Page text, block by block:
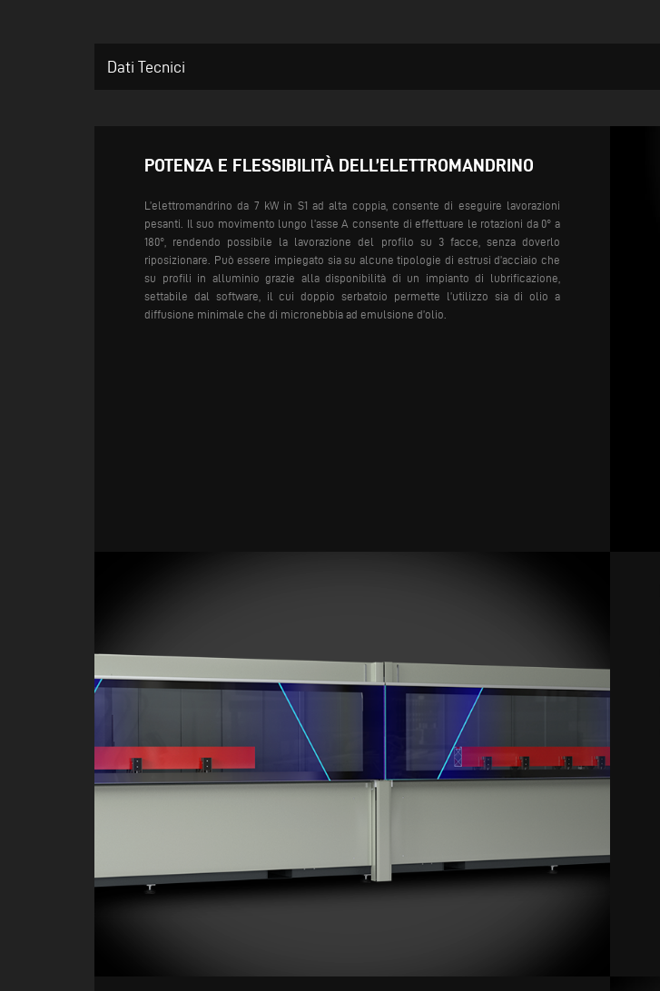
Dati Tecnici
POTENZA E FLESSIBILITÀ DELL’ELETTROMANDRINO
L’elettromandrino da 7 kW in S1 ad alta coppia, consente di eseguire lavorazioni
pesanti. Il suo movimento lungo l’asse A consente di effettuare le rotazioni da 0° a
180°, rendendo possibile la lavorazione del profilo su 3 facce, senza doverlo
riposizionare.
Può essere impiegato sia su alcune tipologie di estrusi d’acciaio che
su profili in alluminio grazie alla disponibilità di un impianto di lubrificazione,
settabile dal software, il cui doppio serbatoio permette l’utilizzo sia di olio a
diffusione minimale che di micronebbia ad emulsione d’olio.